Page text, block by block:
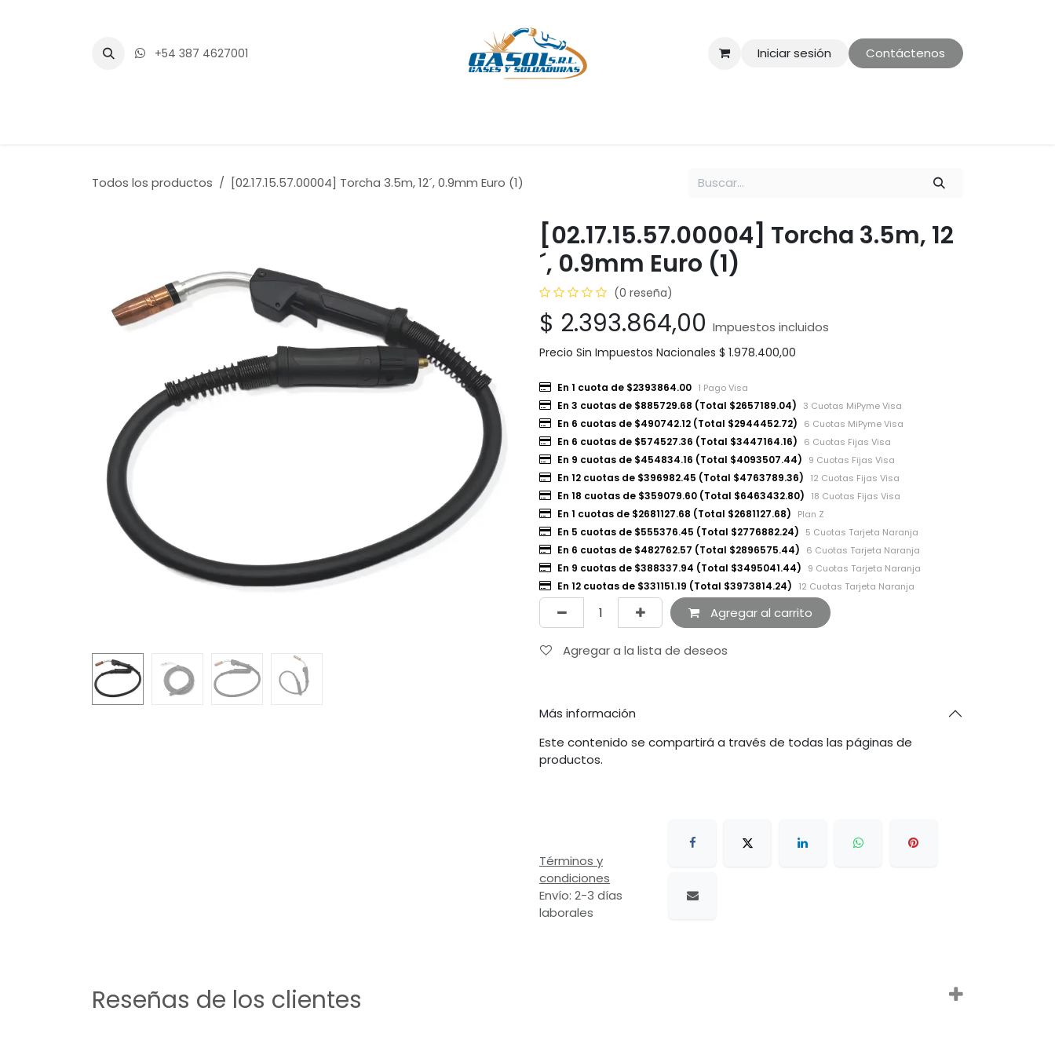
+54 387 4627001 Iniciar sesión Contáctenos
Todos los productos [02.17.15.57.00004] Torcha 3.5m, 12´, 0.9mm Euro (1)
[02.17.15.57.00004] Torcha 3.5m, 12
´, 0.9mm Euro (1)
(0 reseña)
$ 2.393.864,00 Impuestos incluidos
Precio Sin Impuestos Nacionales $ 1.978.400,00
En 1 cuota de $2393864.00 1 Pago Visa
En 3 cuotas de $885729.68 (Total $2657189.04) 3 Cuotas MiPyme Visa
En 6 cuotas de $490742.12 (Total $2944452.72) 6 Cuotas MiPyme Visa
En 6 cuotas de $574527.36 (Total $3447164.16) 6 Cuotas Fijas Visa
En 9 cuotas de $454834.16 (Total $4093507.44) 9 Cuotas Fijas Visa
En 12 cuotas de $396982.45 (Total $4763789.36) 12 Cuotas Fijas Visa
En 18 cuotas de $359079.60 (Total $6463432.80) 18 Cuotas Fijas Visa
En 1 cuotas de $2681127.68 (Total $2681127.68) Plan Z
En 5 cuotas de $555376.45 (Total $2776882.24) 5 Cuotas Tarjeta Naranja
En 6 cuotas de $482762.57 (Total $2896575.44) 6 Cuotas Tarjeta Naranja
En 9 cuotas de $388337.94 (Total $3495041.44) 9 Cuotas Tarjeta Naranja
En 12 cuotas de $331151.19 (Total $3973814.24) 12 Cuotas Tarjeta Naranja
Agregar al carrito
Agregar a la lista de deseos
Más información
Este contenido se compartirá a través de todas las páginas de
productos.
Términos y
condiciones
Envío: 2-3 días
laborales
Reseñas de los clientes